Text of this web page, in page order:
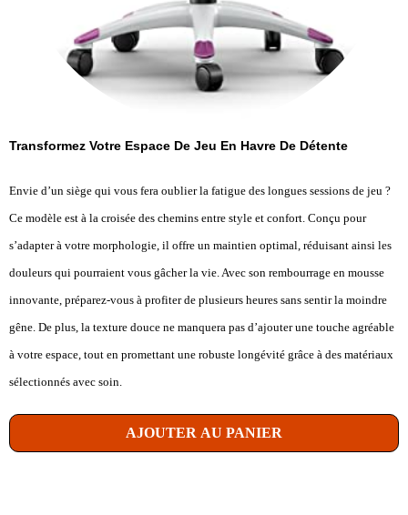
Transformez Votre Espace De Jeu En Havre De Détente
Envie d’un siège qui vous fera oublier la fatigue des longues sessions de jeu ?
Ce modèle est à la croisée des chemins entre style et confort. Conçu pour
s’adapter à votre morphologie, il offre un maintien optimal, réduisant ainsi les
douleurs qui pourraient vous gâcher la vie. Avec son rembourrage en mousse
innovante, préparez-vous à profiter de plusieurs heures sans sentir la moindre
gêne. De plus, la texture douce ne manquera pas d’ajouter une touche agréable
à votre espace, tout en promettant une robuste longévité grâce à des matériaux
sélectionnés avec soin.
AJOUTER AU PANIER